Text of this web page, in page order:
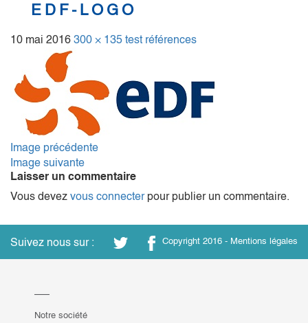
EDF-LOGO
10 mai 2016 300 × 135 test références
Image précédente
Image suivante
Laisser un commentaire
Vous devez vous connecterpour publier un commentaire.
Suivez nous sur : Copyright 2016 - Mentions légales
Notre société